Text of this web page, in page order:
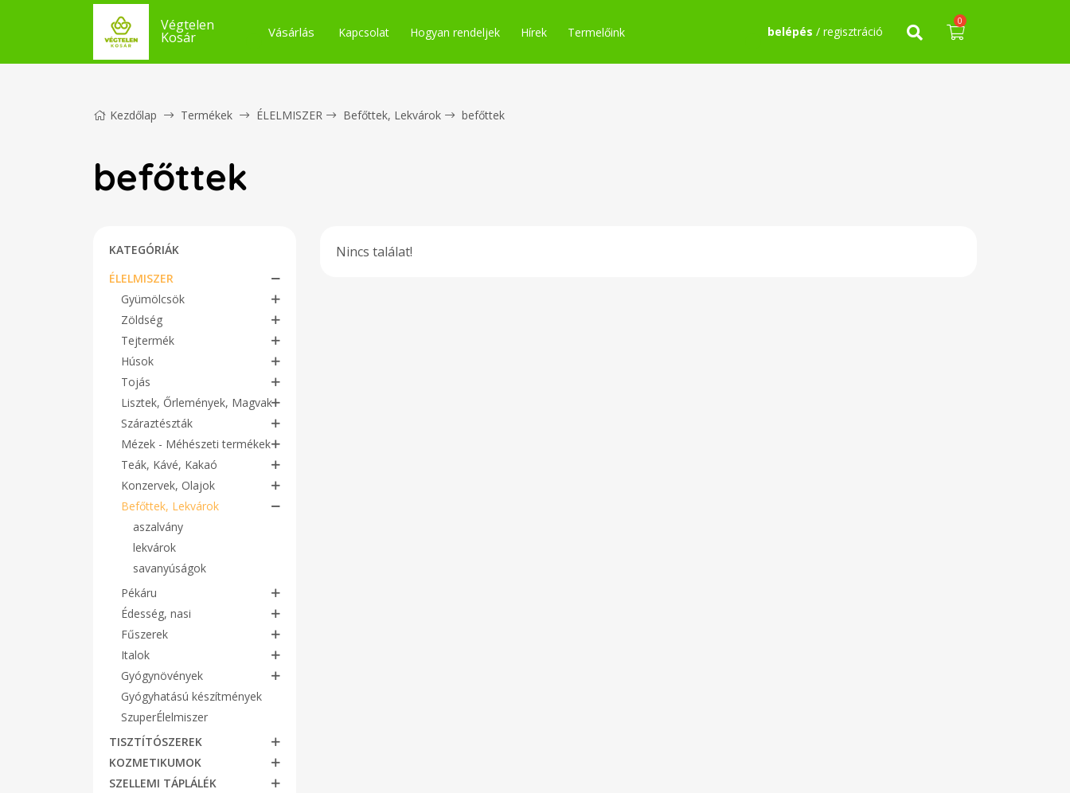
Végtelen
Kosár Vásárlás Kapcsolat Hogyan rendeljek Hírek Termelőink belépés / regisztráció
0
Kezdőlap Termékek ÉLELMISZER Befőttek, Lekvárok befőttek
befőttek
KATEGÓRIÁK
ÉLELMISZER
Gyümölcsök
Zöldség
Tejtermék
Húsok
Tojás
Lisztek, Őrlemények, Magvak
Száraztészták
Mézek - Méhészeti termékek
Teák, Kávé, Kakaó
Konzervek, Olajok
Befőttek, Lekvárok
aszalvány
lekvárok
savanyúságok
Pékáru
Édesség, nasi
Fűszerek
Italok
Gyógynövények
Gyógyhatású készítmények
SzuperÉlelmiszer
TISZTÍTÓSZEREK
KOZMETIKUMOK
SZELLEMI TÁPLÁLÉK
Nincs találat!